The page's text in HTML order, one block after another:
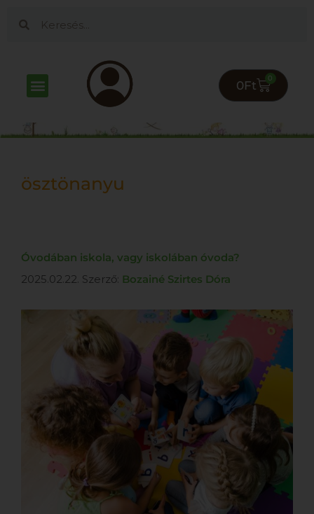
0Ft 0
ösztönanyu
Óvodában iskola, vagy iskolában óvoda?
2025.02.22. Szerző: Bozainé Szirtes Dóra